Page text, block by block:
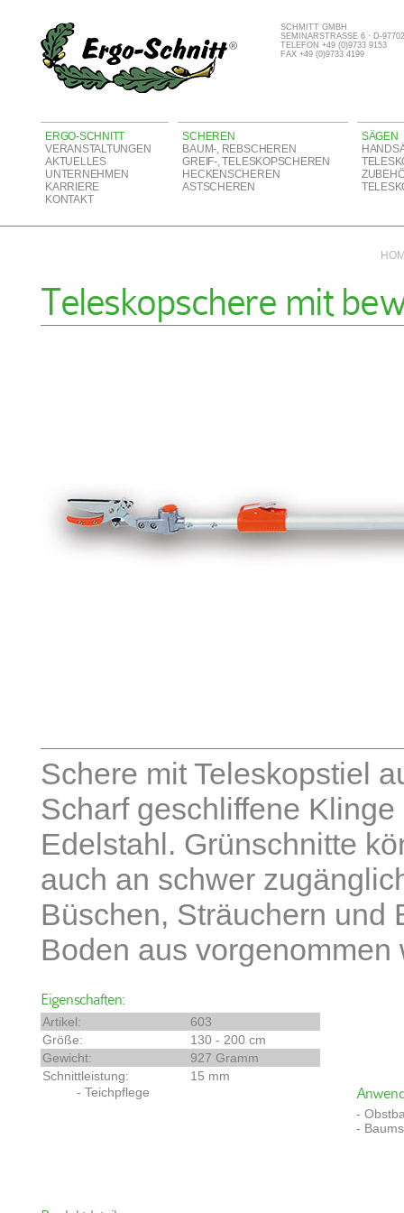
SCHMITT GMBH
SEMINARSTRASSE 6 · D-
TELEFON +49 (0)9733 9153
FAX +49 (0)9733 4199
ERGO-SCHNITT
VERANSTALTUNGEN
AKTUELLES
UNTERNEHMEN
KARRIERE
KONTAKT
SCHEREN
BAUM-, REBSCHEREN
GREIF-, TELESKOPSCHEREN
HECKENSCHEREN
ASTSCHEREN
SÄGEN
Teleskopschere mit
Schere mit Teleskopstiel
Scharf geschliffene
Edelstahl. Grünschnitte
auch an schwer
Büschen, Sträuchern und
Boden aus vorgenommen
Eigenschaften:
Artikel:
603
Größe:
130 - 200 cm
Gewicht:
927 Gramm
Schnittleistung:
15 mm
-
-
- Teichpflege